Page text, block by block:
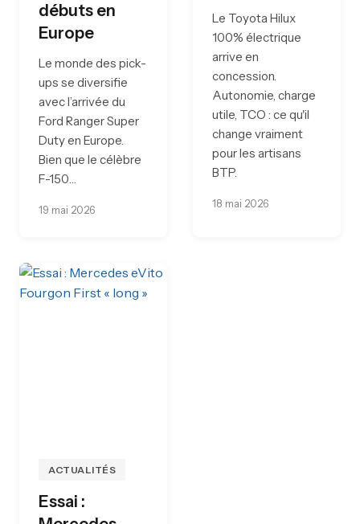
débuts en
Europe
Le monde des pick-
ups se diversifie
avec l’arrivée du
Ford Ranger Super
Duty en Europe.
Bien que le célèbre
F-150…
19 mai 2026
Le Toyota Hilux
100% électrique
arrive en
concession.
Autonomie, charge
utile, TCO : ce qu'il
change vraiment
pour les artisans
BTP.
18 mai 2026
ACTUALITÉS
Essai :